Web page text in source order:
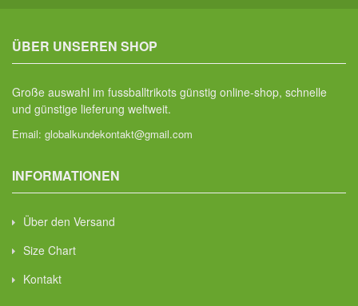
ÜBER UNSEREN SHOP
Große auswahl im fussballtrikots günstig online-shop, schnelle
und günstige lieferung weltweit.
Email: globalkundekontakt@gmail.com
INFORMATIONEN
Über den Versand
Size Chart
Kontakt